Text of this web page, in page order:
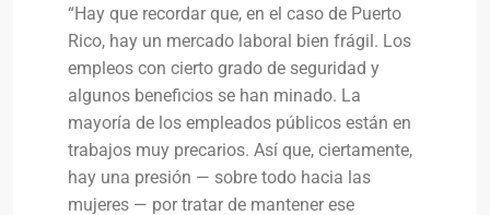
“Hay que recordar que, en el caso de Puerto
Rico, hay un mercado laboral bien frágil. Los
empleos con cierto grado de seguridad y
algunos beneficios se han minado. La
mayoría de los empleados públicos están en
trabajos muy precarios. Así que, ciertamente,
hay una presión — sobre todo hacia las
mujeres — por tratar de mantener ese